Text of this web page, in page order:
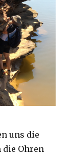
uns die
Ohren